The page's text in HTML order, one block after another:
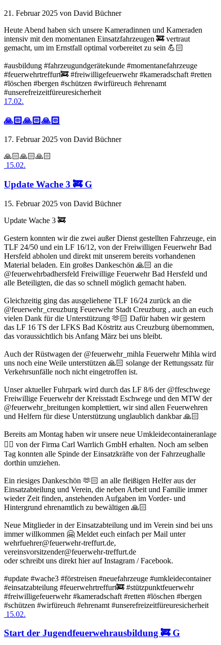
21. Februar 2025 von David Büchner
Heute Abend haben sich unsere Kameradinnen und Kameraden
intensiv mit den momentanen Einsatzfahrzeugen 🚒 vertraut
gemacht, um im Ernstfall optimal vorbereitet zu sein 💪🏻
#ausbildung #fahrzeugundgerätekunde #momentanefahrzeuge
#feuerwehrtreffurt🚒 #freiwilligefeuerwehr #kameradschaft #retten
#löschen #bergen #schützen #wirfüreuch #ehrenamt
#unserefreizeitfüreuresicherheit
17.02.
🙏🏻🙏🏻🙏🏻
17. Februar 2025 von David Büchner
🙏🏻🙏🏻🙏🏻
15.02.
Update Wache 3 🚒 G
15. Februar 2025 von David Büchner
Update Wache 3 🚒
Gestern konnten wir die zwei außer Dienst gestellten Fahrzeuge, ein
TLF 24/50 und ein LF 16/12, von der Freiwilligen Feuerwehr Bad
Hersfeld abholen und direkt mit unserem bereits vorhandenen
Material beladen. Ein großes Dankeschön 🙏🏻 an die
@feuerwehrbadhersfeld Freiwillige Feuerwehr Bad Hersfeld und
alle Beteiligten, die das so schnell möglich gemacht haben.
Gleichzeitig ging das ausgeliehene TLF 16/24 zurück an die
@feuerwehr_creuzburg Feuerwehr Stadt Creuzburg , auch an euch
vielen Dank für die Unterstützung 🫶🏻 Dafür haben wir gestern
das LF 16 TS der LFKS Bad Köstritz aus Creuzburg übernommen,
das voraussichtlich bis Anfang März bei uns bleibt.
Auch der Rüstwagen der @feuerwehr_mihla Feuerwehr Mihla wird
uns noch eine Weile unterstützen 🙏🏻 solange der Rettungssatz für
Verkehrsunfälle noch nicht eingetroffen ist.
Unser aktueller Fuhrpark wird durch das LF 8/6 der @ffeschwege
Freiwillige Feuerwehr der Kreisstadt Eschwege und den MTW der
@feuerwehr_breitungen komplettiert, wir sind allen Feuerwehren
und Helfern für diese Unterstützung unglaublich dankbar 🙏🏻
Bereits am Montag haben wir unsere neue Umkleidecontaineranlage
👍🏻 von der Firma Carl Warrlich GmbH erhalten. Noch am selben
Tag konnten alle Spinde der Einsatzkräfte von der Fahrzeughalle
dorthin umziehen.
Ein riesiges Dankeschön 🫶🏻 an alle fleißigen Helfer aus der
Einsatzabteilung und Verein, die neben Arbeit und Familie immer
wieder Zeit finden, anstehenden Aufgaben im Vorder- und
Hintergrund ehrenamtlich zu bewältigen 🙏🏻
Neue Mitglieder in der Einsatzabteilung und im Verein sind bei uns
immer willkommen 🤗 Meldet euch einfach per Mail unter
wehrfuehrer@feuerwehr-treffurt.de,
vereinsvorsitzender@feuerwehr-treffurt.de
oder schreibt uns direkt hier auf Instagram / Facebook.
#update #wache3 #förstreisen #neuefahrzeuge #umkleidecontainer
#einsatzabteilung #feuerwehrtreffurt🚒 #stützpunktfeuerwehr
#freiwilligefeuerwehr #kameradschaft #retten #löschen #bergen
#schützen #wirfüreuch #ehrenamt #unserefreizeitfüreuresicherheit
15.02.
Start der Jugendfeuerwehrausbildung 🚒 G